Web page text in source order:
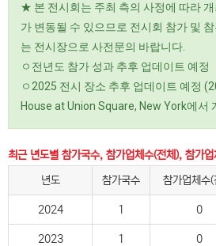
★ 본 전시회는 주최 측의 사정에 따라
가 변동될 수 있으므로 전시회 참가 및
는 전시장으로 사전문의 바랍니다.
ㅇ전년도 참가 성과 추후 업데이트 예정
ㅇ2025 전시 장소 추후 업데이트 예정
House at Union Square, New York에서
최근 년도별 참가국수, 참가업체수(전체), 참가
년도
참가국수 참가업체수(
2024 1 0
2023 1 0